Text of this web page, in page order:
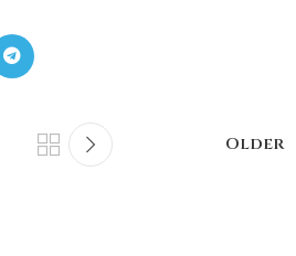
Older